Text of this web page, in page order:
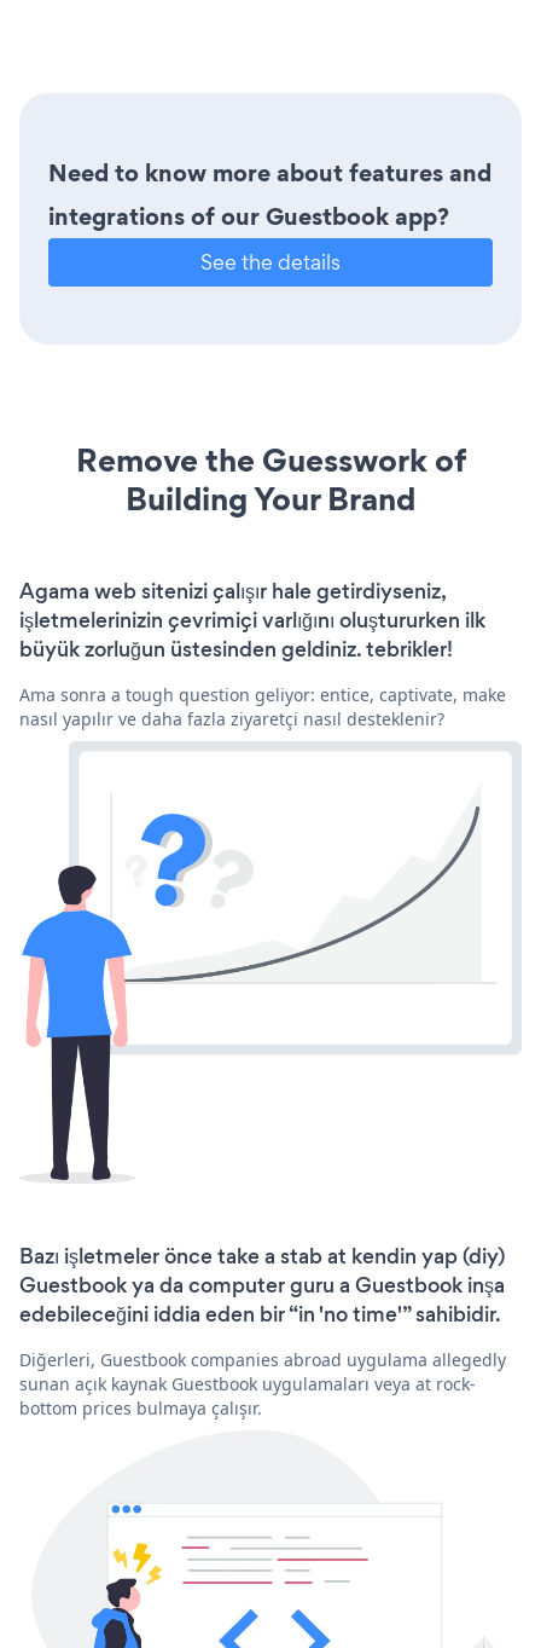
Need to know more about features and
integrations of our Guestbook app?
See the details
Remove the Guesswork of
Building Your Brand
Agama web sitenizi çalışır hale getirdiyseniz,
işletmelerinizin çevrimiçi varlığını oluştururken ilk
büyük zorluğun üstesinden geldiniz. tebrikler!
Ama sonra a tough question geliyor: entice, captivate, make
nasıl yapılır ve daha fazla ziyaretçi nasıl desteklenir?
Bazı işletmeler önce take a stab at kendin yap (diy)
Guestbook ya da computer guru a Guestbook inşa
edebileceğini iddia eden bir “in 'no time'” sahibidir.
Diğerleri, Guestbook companies abroad uygulama allegedly
sunan açık kaynak Guestbook uygulamaları veya at rock-
bottom prices bulmaya çalışır.